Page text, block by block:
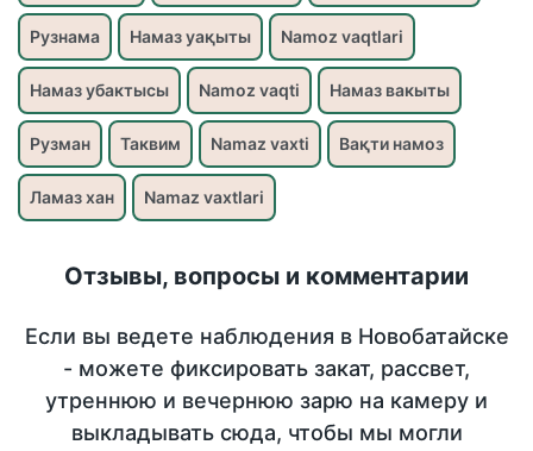
Рузнама Намаз уақыты Namoz vaqtlari
Намаз убактысы Namoz vaqti Намаз вакыты
Рузман Таквим Namaz vaxti Вақти намоз
Ламаз хан Namaz vaxtlari
Отзывы, вопросы и комментарии
Если вы ведете наблюдения в Новобатайске
- можете фиксировать закат, рассвет,
утреннюю и вечернюю зарю на камеру и
выкладывать сюда, чтобы мы могли